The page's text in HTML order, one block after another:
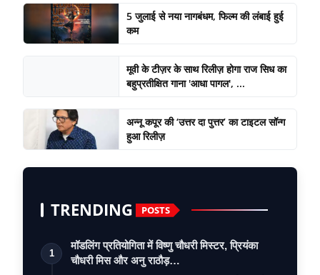
5 जुलाई से नया नागबंधम, फिल्म की लंबाई हुई
कम
मूवी के टीज़र के साथ रिलीज़ होगा राज सिध का
बहुप्रतीक्षित गाना 'आधा पागल', ...
अन्नू कपूर की ‘उत्तर दा पुत्तर’ का टाइटल सॉन्ग
हुआ रिलीज़
TRENDING POSTS
1
मॉडलिंग प्रतियोगिता में विष्णु चौधरी मिस्टर, प्रियंका
चौधरी मिस और अनु राठौड़…